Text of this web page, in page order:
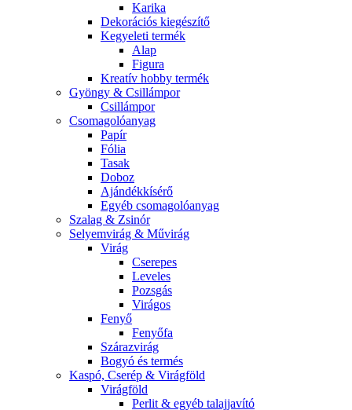
Karika
Dekorációs kiegészítő
Kegyeleti termék
Alap
Figura
Kreatív hobby termék
Gyöngy & Csillámpor
Csillámpor
Csomagolóanyag
Papír
Fólia
Tasak
Doboz
Ajándékkísérő
Egyéb csomagolóanyag
Szalag & Zsinór
Selyemvirág & Művirág
Virág
Cserepes
Leveles
Pozsgás
Virágos
Fenyő
Fenyőfa
Szárazvirág
Bogyó és termés
Kaspó, Cserép & Virágföld
Virágföld
Perlit & egyéb talajjavító